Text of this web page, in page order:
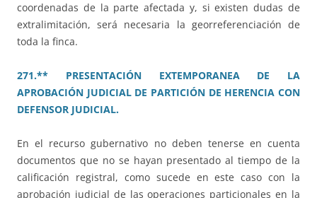
coordenadas de la parte afectada y, si existen dudas de
extralimitación, será necesaria la georreferenciación de
toda la finca.
271.** PRESENTACIÓN EXTEMPORANEA DE LA
APROBACIÓN JUDICIAL DE PARTICIÓN DE HERENCIA CON
DEFENSOR JUDICIAL.
En el recurso gubernativo no deben tenerse en cuenta
documentos que no se hayan presentado al tiempo de la
calificación registral, como sucede en este caso con la
aprobación judicial de las operaciones particionales en la